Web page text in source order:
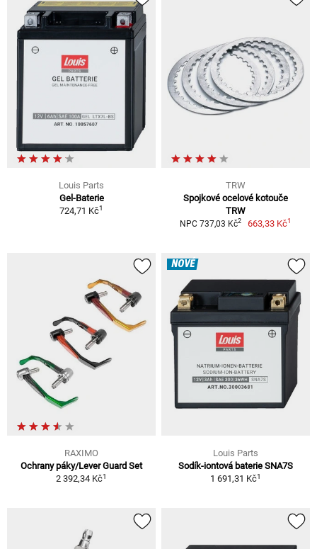
Louis Parts
Gel-Baterie
724,71 Kč1
TRW
Spojkové ocelové kotouče
TRW
NPC 737,03 Kč2 663,33 Kč1
RAXIMO
Ochrany páky/Lever Guard Set
2 392,34 Kč1
NOVÉ
Louis Parts
Sodík-iontová baterie SNA7S
1 691,31 Kč1